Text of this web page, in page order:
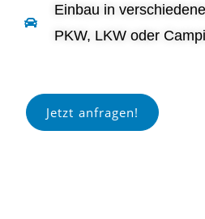
Einbau in
PKW, LKW oder
Jetzt anfragen!